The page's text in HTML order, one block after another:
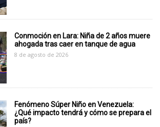
Conmoción en Lara: Niña de 2 años muere
ahogada tras caer en tanque de agua
8 de agosto de 2026
Fenómeno Súper Niño en Venezuela:
¿Qué impacto tendrá y cómo se prepara el
país?